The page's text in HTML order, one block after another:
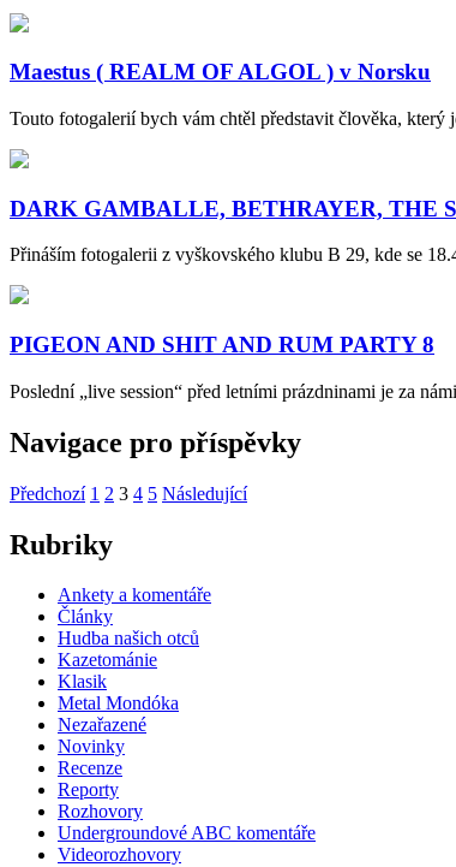
Maestus ( REALM OF ALGOL ) v Norsku
Touto fotogalerií bych vám chtěl představit člověka,
DARK GAMBALLE, BETHRAYER, THE
Přináším fotogalerii z vyškovského klubu B 29, kde se
PIGEON AND SHIT AND RUM PARTY 8
Poslední „live session“ před letními prázdninami je za
Navigace pro příspěvky
Předchozí 1 2 3 4 5 Následující
Rubriky
Ankety a komentáře
Články
Hudba našich otců
Kazetománie
Klasik
Metal Mondóka
Nezařazené
Novinky
Recenze
Reporty
Rozhovory
Undergroundové ABC komentáře
Videorozhovory